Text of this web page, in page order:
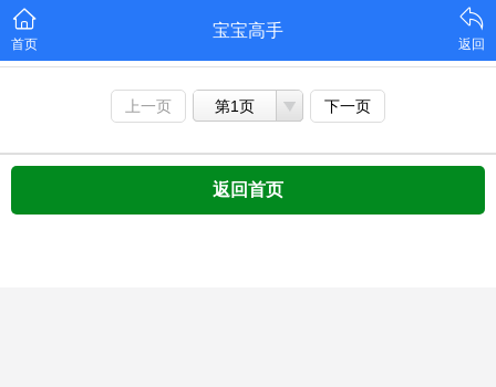
首页
宝宝高手
返回
上一页 第1页 下一页
返回首页